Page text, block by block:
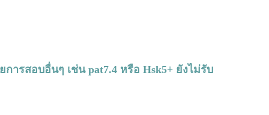
รสอบอื่นๆ เช่น pat7.4 หรือ Hsk5+ ยังไม่รับ